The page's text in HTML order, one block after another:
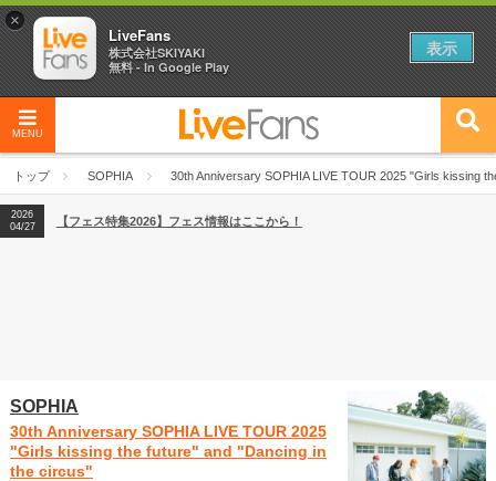
MENU
トップ SOPHIA 30th Anniversary SOPHIA LIVE TOUR 2025 "Girls kissing
2026
04/27
2026
【ライブ動員ランキング】2026年上半期編発表！
2026
04/27
【フェス特集2026】フェス情報はここから！
SOPHIA
30th Anniversary SOPHIA LIVE TOUR 2025
"Girls kissing the future" and "Dancing in
the circus"
×
LiveFans
株式会社SKIYAKI
無料 - In Google Play
表示